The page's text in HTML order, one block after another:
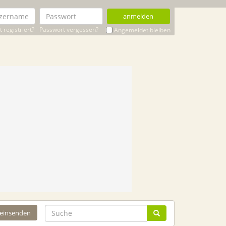
anmelden
registriert? Passwort vergessen? Angemeldet bleiben